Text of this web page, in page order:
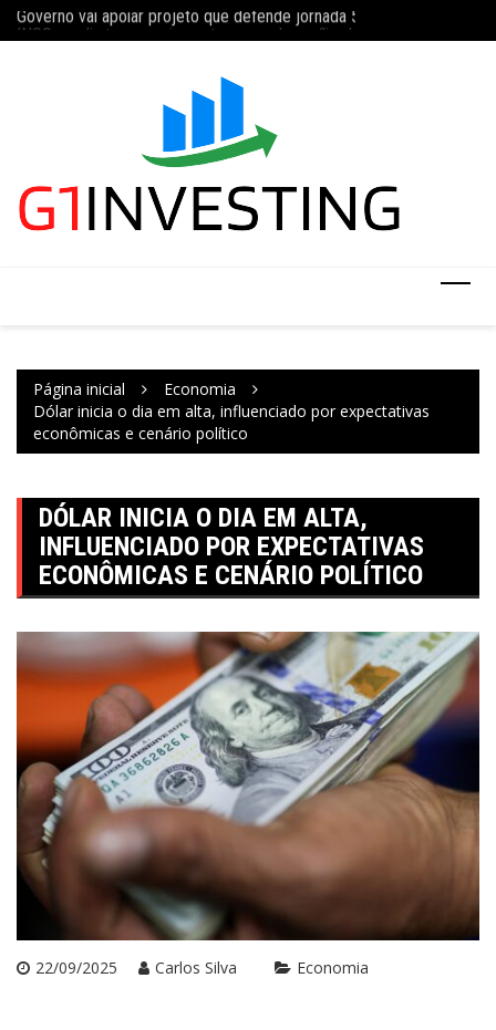
paraINSS amplia temporariamente prazo de auxílio-doença sem perícia;
Página inicial
Economia
Dólar inicia o dia em alta, influenciado por expectativas
econômicas e cenário político
DÓLAR INICIA O DIA EM ALTA,
INFLUENCIADO POR EXPECTATIVAS
ECONÔMICAS E CENÁRIO POLÍTICO
22/09/2025 Carlos Silva Economia